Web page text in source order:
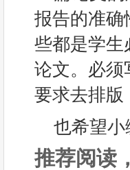
报告的准确
些都是学生
论文。必须
要求去排版
也希望
推荐阅读